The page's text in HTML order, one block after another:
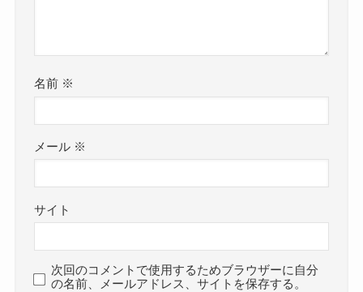
名前 ※
メール ※
サイト
次回のコメントで使用するためブラウザーに自分
の名前、メールアドレス、サイトを保存する。